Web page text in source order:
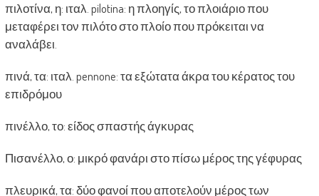
πιλοτίνα, η: ιταλ. pilotina: η πλοηγίς, το πλοιάριο που
μεταφέρει τον πιλότο στο πλοίο που πρόκειται να
αναλάβει.
πινά, τα: ιταλ. pennone: τα εξώτατα άκρα του κέρατος του
επιδρόμου
πινέλλο, το: είδος σπαστής άγκυρας
Πισανέλλο, ο: μικρό φανάρι στο πίσω μέρος της γέφυρας
πλευρικά, τα: δύο φανοί που αποτελούν μέρος των